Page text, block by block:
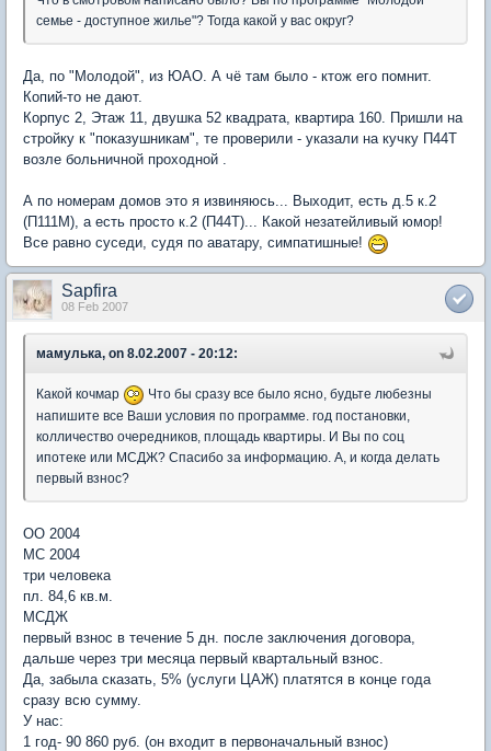
семье - доступное жилье"? Тогда какой у вас округ?
Да, по "Молодой", из ЮАО. А чё там было - ктож его помнит.
Копий-то не дают.
Корпус 2, Этаж 11, двушка 52 квадрата, квартира 160. Пришли на
стройку к "показушникам", те проверили - указали на кучку П44Т
возле больничной проходной .
А по номерам домов это я извиняюсь... Выходит, есть д.5 к.2
(П111М), а есть просто к.2 (П44Т)... Какой незатейливый юмор!
Все равно суседи, судя по аватару, симпатишные!
Sapfira
08 Feb 2007
мамулька, on 8.02.2007 - 20:12:
Какой кочмар
Что бы сразу все было ясно, будьте любезны
напишите все Ваши условия по программе. год постановки,
колличество очередников, площадь квартиры. И Вы по соц
ипотеке или МСДЖ? Спасибо за информацию. А, и когда делать
первый взнос?
ОО 2004
МС 2004
три человека
пл. 84,6 кв.м.
МСДЖ
первый взнос в течение 5 дн. после заключения договора,
дальше через три месяца первый квартальный взнос.
Да, забыла сказать, 5% (услуги ЦАЖ) платятся в конце года
сразу всю сумму.
У нас:
1 год- 90 860 руб. (он входит в первоначальный взнос)